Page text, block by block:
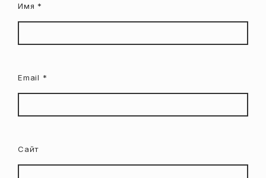
Имя *
Email *
Сайт